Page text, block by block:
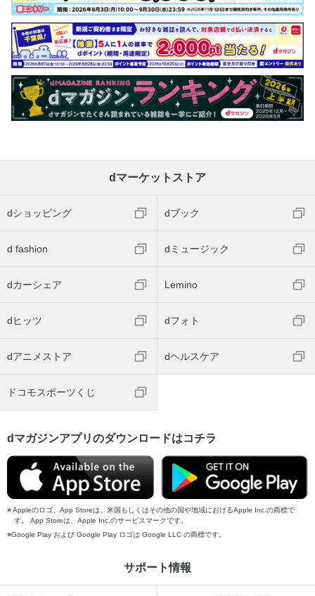
dマーケットストア
dショッピング dブック
d fashion dミュージック
dカーシェア Lemino
dヒッツ dフォト
dアニメストア dヘルスケア
ドコモスポーツくじ
dマガジンアプリのダウンロードはコチラ
Appleのロゴ、App Storeは、米国もしくはその他の国や地域におけるApple Inc.の商標で
す。 App Storeは、Apple Inc.のサービスマークです。
Google Play および Google Play ロゴは Google LLC の商標です。
サポート情報